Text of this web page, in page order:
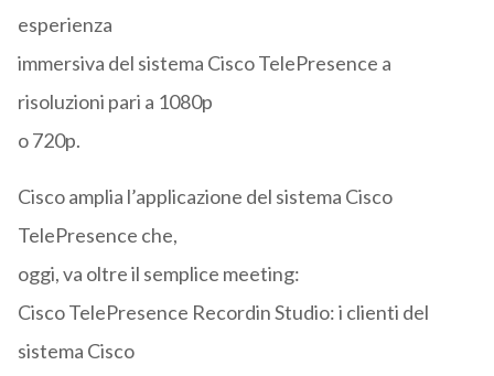
esperienza
immersiva del sistema Cisco TelePresence a
risoluzioni pari a 1080p
o 720p.
Cisco amplia l’applicazione del sistema Cisco
TelePresence che,
oggi, va oltre il semplice meeting:
Cisco TelePresence Recordin Studio: i clienti del
sistema Cisco